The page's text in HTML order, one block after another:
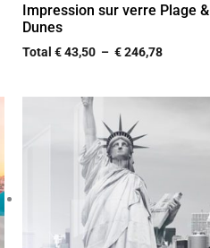
Impression sur verre Plage &
Dunes
Total €43,50 – €246,78